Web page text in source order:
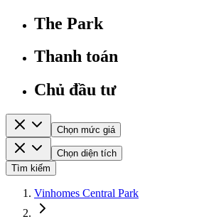
The Park
Thanh toán
Chủ đầu tư
Chọn mức giá
Chọn diện tích
Tìm kiếm
Vinhomes Central Park